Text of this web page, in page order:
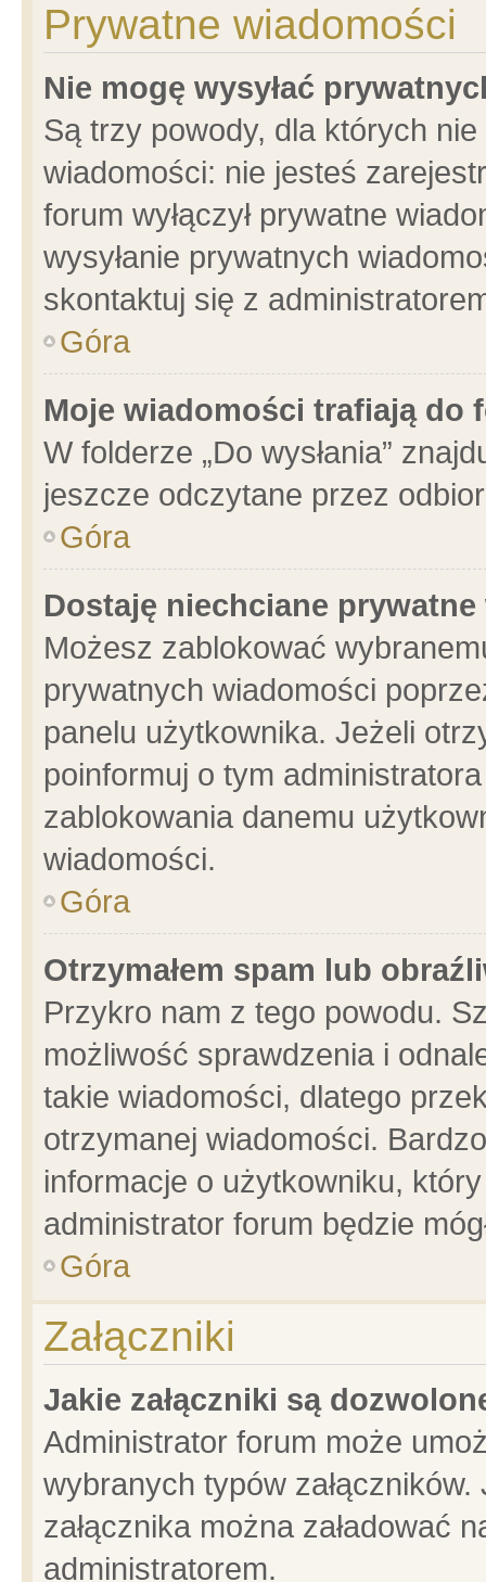
Prywatne wiadomości
Nie mogę wysyłać
Są trzy powody, dla których
wiadomości: nie jesteś
forum wyłączył prywatne
wysyłanie prywatnych
skontaktuj się z
Góra
Moje wiadomości trafiają do
W folderze „Do wysłania”
jeszcze odczytane przez
Góra
Dostaję niechciane
Możesz zablokować
prywatnych wiadomości
panelu użytkownika. Jeżeli
poinformuj o tym
zablokowania danemu
wiadomości.
Góra
Otrzymałem spam lub
Przykro nam z tego powodu.
możliwość sprawdzenia i
takie wiadomości, dlatego
otrzymanej wiadomości.
informacje o użytkowniku,
administrator forum będzie
Góra
Załączniki
Jakie załączniki są
Administrator forum może
wybranych typów
załącznika można załadować
administratorem.